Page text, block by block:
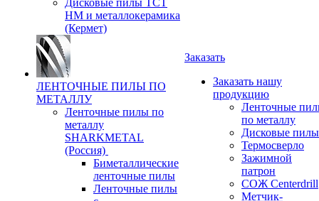
НМ и металлокерамика
(Кермет)
ЛЕНТОЧНЫЕ ПИЛЫ ПО
МЕТАЛЛУ
Ленточные пилы по
металлу
SHARKMETAL
(Россия)
Биметаллические
ленточные пилы
Ленточные пилы
Заказать
Заказать нашу
продукцию
Ленточные
по металлу
Дисковые пилы
Термосверло
Зажимной
патрон
СОЖ Centerdrill
Метчик-